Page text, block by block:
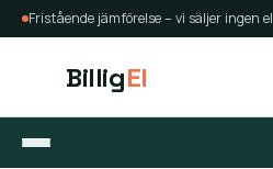
Fristående jämförelse – vi säljer ingen el
BilligEl